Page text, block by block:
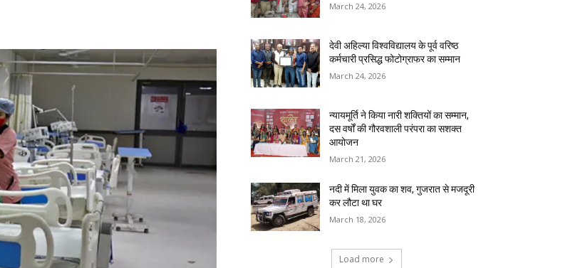
March 24, 2026
देवी अहिल्या विश्वविद्यालय के पूर्व वरिष्ठ
कर्मचारी प्रसिद्ध फोटोग्राफर का सम्मान
March 24, 2026
न्यायमूर्ति ने किया नारी शक्तियों का सम्मान,
दस वर्षों की गौरवशाली परंपरा का सशक्त
आयोजन
March 21, 2026
नदी में मिला युवक का शव, गुजरात से मजदूरी
कर लौटा था घर
March 18, 2026
Load more